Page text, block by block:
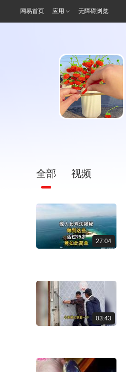
网易首页 应用 无障碍浏览
全部 视频
27:04
03:43